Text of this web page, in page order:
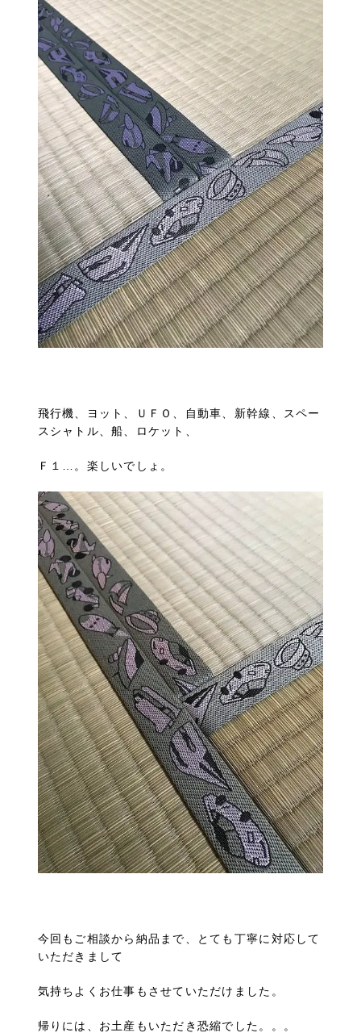
飛行機、ヨット、ＵＦＯ、自動車、新幹線、スペー
スシャトル、船、ロケット、
Ｆ１…。楽しいでしょ。
今回もご相談から納品まで、とても丁寧に対応して
いただきまして
気持ちよくお仕事もさせていただけました。
帰りには、お土産もいただき恐縮でした。。。